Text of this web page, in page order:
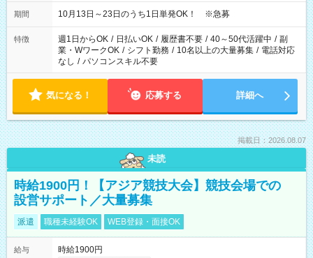
10/22→「17：00～24：30」 10/23→「16：00～23：00」 ＊
け、夕方だけ、などもOKです！
期間 10月13日～23日のうち1日単発OK！ ※急募
特徴 週1日からOK / 日払いOK / 履歴書不要 / 40～50代活躍中 / 副
業・WワークOK / シフト勤務 / 10名以上の大量募集 / 電話対応
なし / パソコンスキル不要
気になる！ 応募する 詳細へ
掲載日：2026.08.07
未読
時給1900円！【アジア競技大会】競技会場での
設営サポート／大量募集
派遣 職種未経験OK WEB登録・面接OK
給与
時給1900円